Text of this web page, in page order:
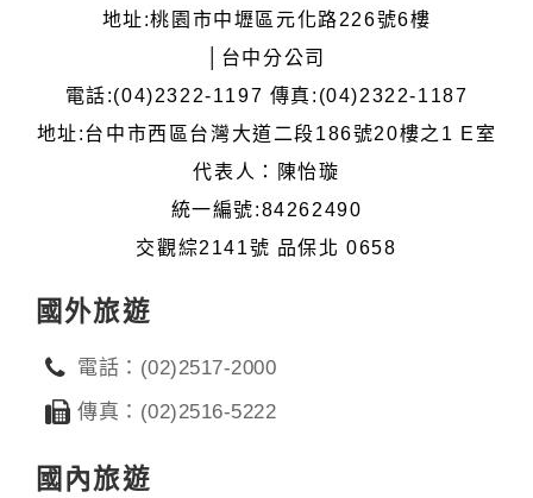
地址:桃園市中壢區元化路226號6樓
│台中分公司
電話:(04)2322-1197 傳真:(04)2322-1187
地址:台中市西區台灣大道二段186號20樓之1 E室
代表人：陳怡璇
統一編號:84262490
交觀綜2141號 品保北 0658
國外旅遊
電話：(02)2517-2000
傳真：(02)2516-5222
國內旅遊